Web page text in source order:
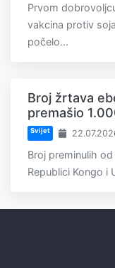
Prvom
vakcina protiv
počelo...
Broj žrtava
premašio
Svijet
Broj preminulih
Republici Kongo i